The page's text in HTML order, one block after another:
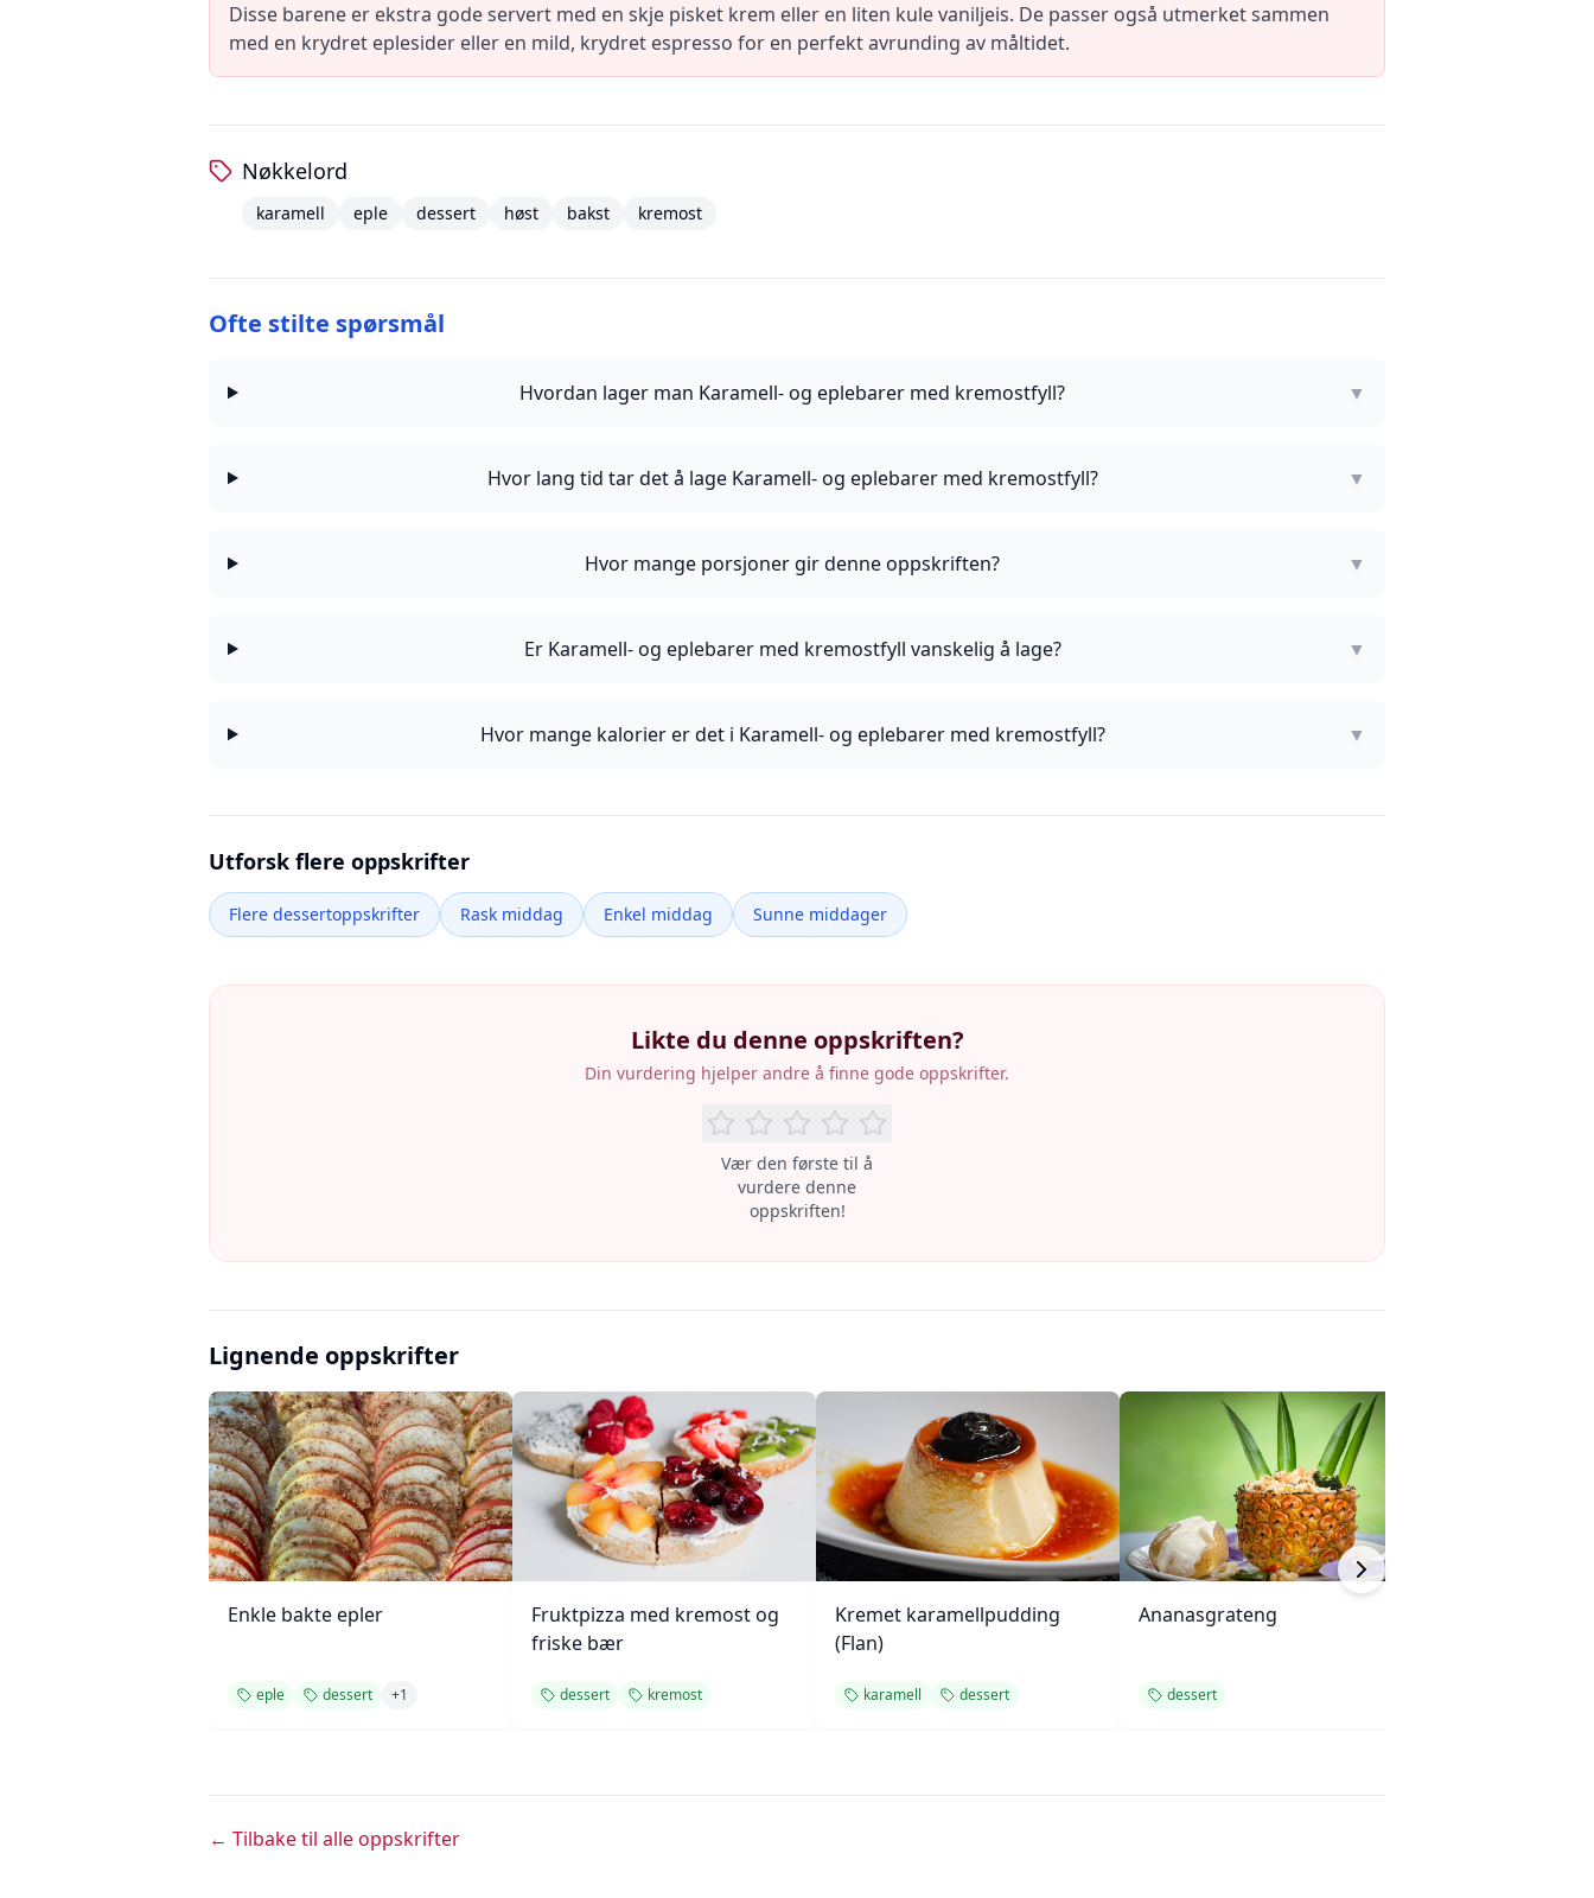
Disse barene er ekstra gode servert med en skje pisket krem eller en liten kule vaniljeis. De passer også utmerket sammen
med en krydret eplesider eller en mild, krydret espresso for en perfekt avrunding av måltidet.
Nøkkelord
karamell eple dessert høst bakst kremost
Ofte stilte spørsmål
Hvordan lager man Karamell- og eplebarer med kremostfyll? ▼
Hvor lang tid tar det å lage Karamell- og eplebarer med kremostfyll? ▼
Hvor mange porsjoner gir denne oppskriften? ▼
Er Karamell- og eplebarer med kremostfyll vanskelig å lage? ▼
Hvor mange kalorier er det i Karamell- og eplebarer med kremostfyll? ▼
Utforsk flere oppskrifter
Flere dessertoppskrifter Rask middag Enkel middag Sunne middager
Likte du denne oppskriften?
Din vurdering hjelper andre å finne gode oppskrifter.
Vær den første til å
vurdere denne
oppskriften!
Lignende oppskrifter
Enkle bakte epler
eple dessert +1
Fruktpizza med kremost og
friske bær
dessert kremost
Kremet karamellpudding
(Flan)
karamell dessert
Ananasgrateng
dessert
← Tilbake til alle oppskrifter